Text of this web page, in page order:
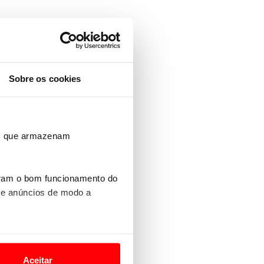
Sobre os cookies
armazenam
o bom funcionamento do
anúncios de modo a
Aceitar